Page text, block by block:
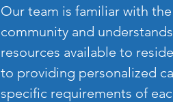
Our team is familiar with
community and
resources available to
to providing personalized
specific requirements of